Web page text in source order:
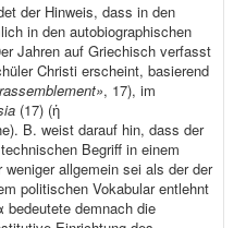
der Hinweis, dass in den
in den autobiographischen
Jahren auf Griechisch verfasst
Christi erscheint, basierend
, 17), im
(17) (ἡ
B. weist darauf hin, dass der
Begriff in einem
allgemein sei als der der
politischen Vokabular entlehnt
demnach die